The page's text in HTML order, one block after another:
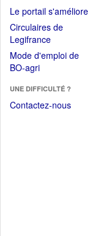
Le portail s'améliore
Circulaires de
Legifrance(Ouvrir
dans
une
fenêtre)
Mode d'emploi de
BO-agri(Ouvrir
une
nouvelle
UNE DIFFICULTÉ ?
Contactez-nous